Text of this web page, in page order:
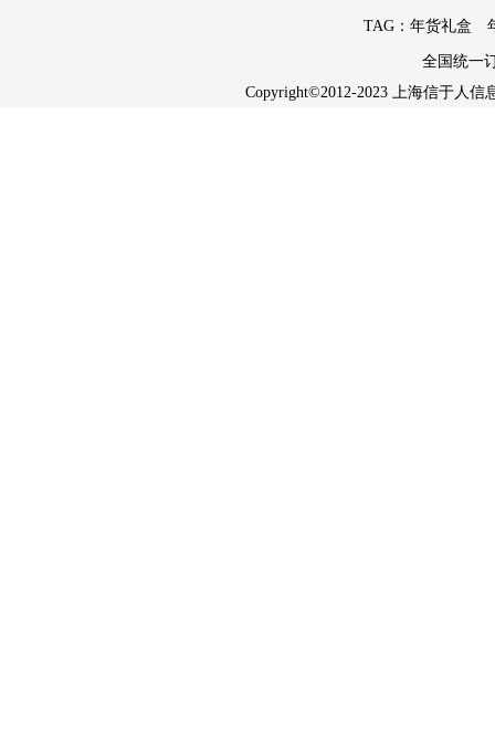
TAG： 年货礼盒
全国统一
Copyright©2012-2023 上海信于人信